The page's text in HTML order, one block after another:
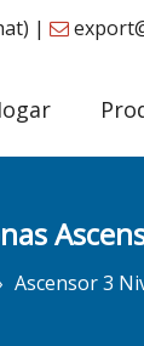
| 
Ascensor 3